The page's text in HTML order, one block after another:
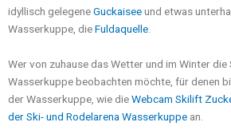
idyllisch gelegeneGuckaiseeund etwas
Wasserkuppe, dieFuldaquelle
Wer von zuhause das Wetter und im Winter die
Wasserkuppe beobachten möchte, für denen
der Wasserkuppe, wie dieWebcam Skilift
der Ski- und Rodelarena Wasserkuppe an.